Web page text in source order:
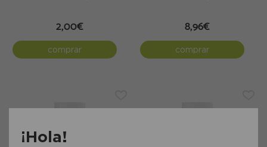
2,00€
comprar
8,96€
comprar
¡Hola!